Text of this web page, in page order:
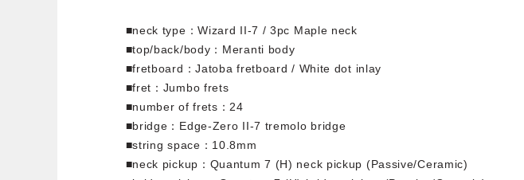
■neck type：Wizard II-7 / 3pc Maple neck
■top/back/body：Meranti body
■fretboard：Jatoba fretboard / White dot inlay
■fret：Jumbo frets
■number of frets：24
■bridge：Edge-Zero II-7 tremolo bridge
■string space：10.8mm
■neck pickup：Quantum 7 (H) neck pickup (Passive/Ceramic)